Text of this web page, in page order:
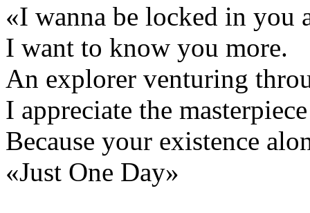
«I wanna be locked in you
I want to know you more.
An explorer venturing
I appreciate the
Because your existence
«Just One Day»